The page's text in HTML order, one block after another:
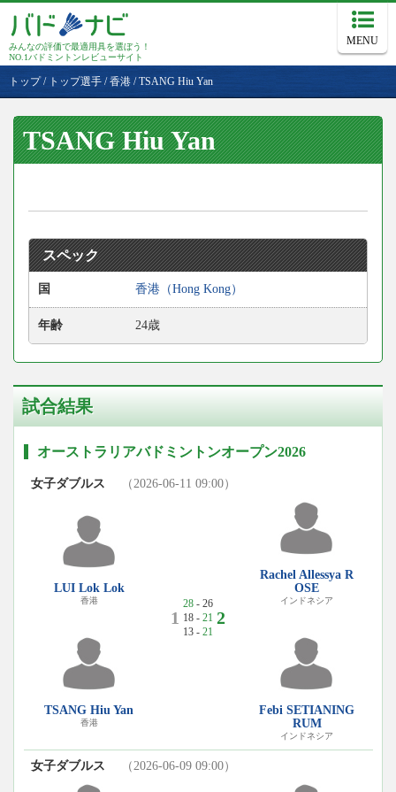
みんなの評価で最適用具を選ぼう！
NO.1バドミントンレビューサイト
MENU
トップ/ トップ選手 /香港 /TSANG Hiu Yan
TSANG Hiu Yan
スペック
国 香港（Hong Kong）
年齢 24歳
試合結果
オーストラリアバドミントンオープン2026
女子ダブルス （2026-06-11 09:00）
LUI Lok Lok
香港
TSANG Hiu Yan
香港
1
28- 26
18 - 21
13 - 21
2
Rachel Allessya R
OSE
インドネシア
Febi SETIANING
RUM
インドネシア
女子ダブルス （2026-06-09 09:00）